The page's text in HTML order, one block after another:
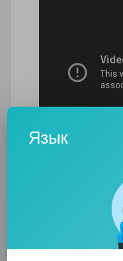
0
Язык